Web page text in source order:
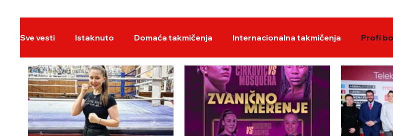
BOKS
Sve vesti Istaknuto Domaća takmičenja Internacionalna takmičenja Profi